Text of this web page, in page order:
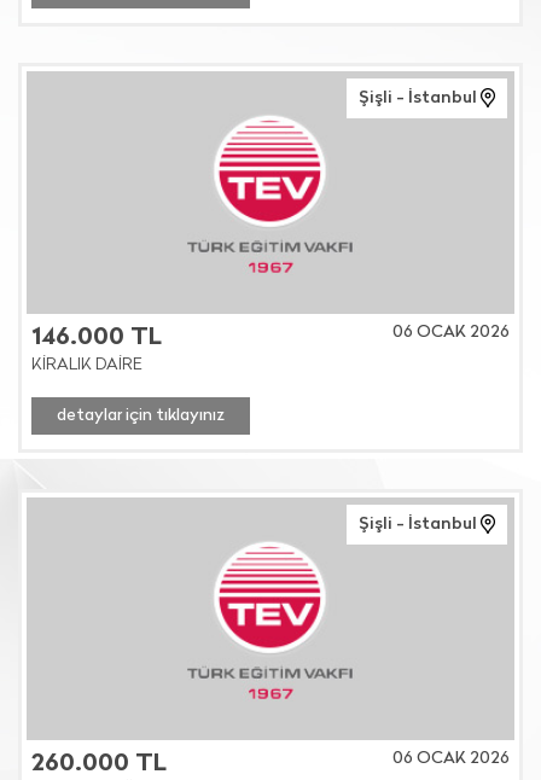
Şişli - İstanbul
146.000 TL
06 OCAK 2026
KİRALIK DAİRE
detaylar için tıklayınız
Şişli - İstanbul
260.000 TL
06 OCAK 2026